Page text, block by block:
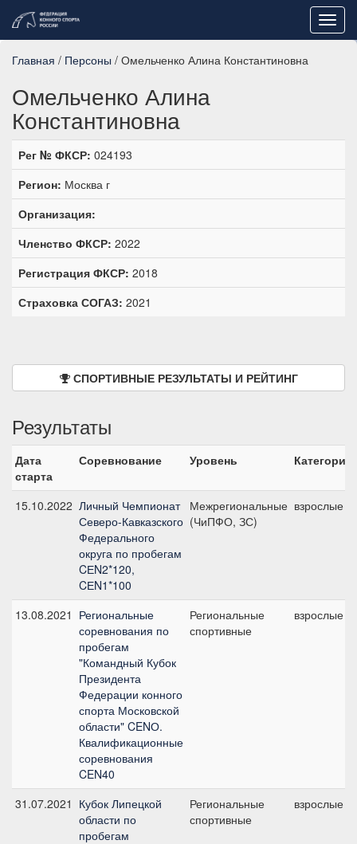
Главная / Персоны / Омельченко Алина Константиновна
Омельченко Алина
Константиновна
Рег № ФКСР: 024193
Регион: Москва г
Организация:
Членство ФКСР: 2022
Регистрация ФКСР: 2018
Страховка СОГАЗ: 2021
СПОРТИВНЫЕ РЕЗУЛЬТАТЫ И РЕЙТИНГ
Результаты
Дата
старта
Соревнование Уровень Категория
15.10.2022 Личный Чемпионат
Северо-Кавказского
Федерального
округа по пробегам
CЕN2*120,
CЕN1*100
Межрегиональные
(ЧиПФО, ЗС)
взрослые
13.08.2021 Региональные
соревнования по
пробегам
"Командный Кубок
Президента
Федерации конного
спорта Московской
области" CENО.
Квалификационные
соревнования
CEN40
Региональные
спортивные
взрослые
31.07.2021 Кубок Липецкой
области по
пробегам
Региональные
спортивные
взрослые